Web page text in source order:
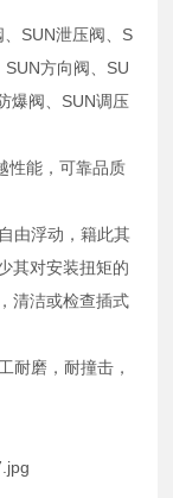
SUN泄压阀、S
方向阀、SU
爆阀、SUN调压
性能，可靠品质
由浮动，籍此其
其对安装扭矩的
清洁或检查插式
耐磨，耐撞击，